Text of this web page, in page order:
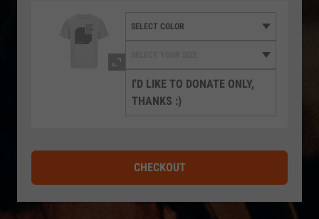
I'D LIKE TO DONATE ONLY,
THANKS :)
CHECKOUT